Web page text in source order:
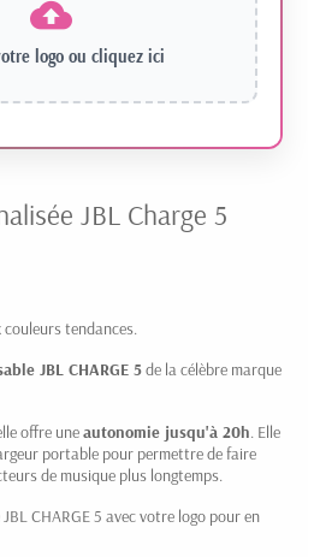
logo ou cliquez ici
JBL Charge 5
tendances.
JBL CHARGE 5de la célèbre marque
offre uneautonomie jusqu'à 20h . Elle
portable pour permettre de faire
de musique plus longtemps.
CHARGE 5 avec votre logo pour en